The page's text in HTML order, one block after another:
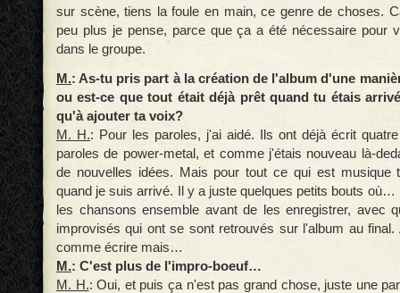
sur scène, tiens la foule en main, ce genre de choses.
peu plus je pense, parce que ça a été nécessaire pour
dans le groupe.
M.: As-tu pris part à la création de l'album d'une
ou est-ce que tout était déjà prêt quand tu étais
qu'à ajouter ta voix?
M. H.: Pour les paroles, j'ai aidé. Ils ont déjà écrit
paroles de power-metal, et comme j'étais nouveau là-
de nouvelles idées. Mais pour tout ce qui est musique
quand je suis arrivé. Il y a juste quelques petits bouts où…
les chansons ensemble avant de les enregistrer, avec
improvisés qui ont se sont retrouvés sur l'album au
comme écrire mais…
M.: C'est plus de l'impro-boeuf…
M. H.: Oui, et puis ça n'est pas grand chose, juste une